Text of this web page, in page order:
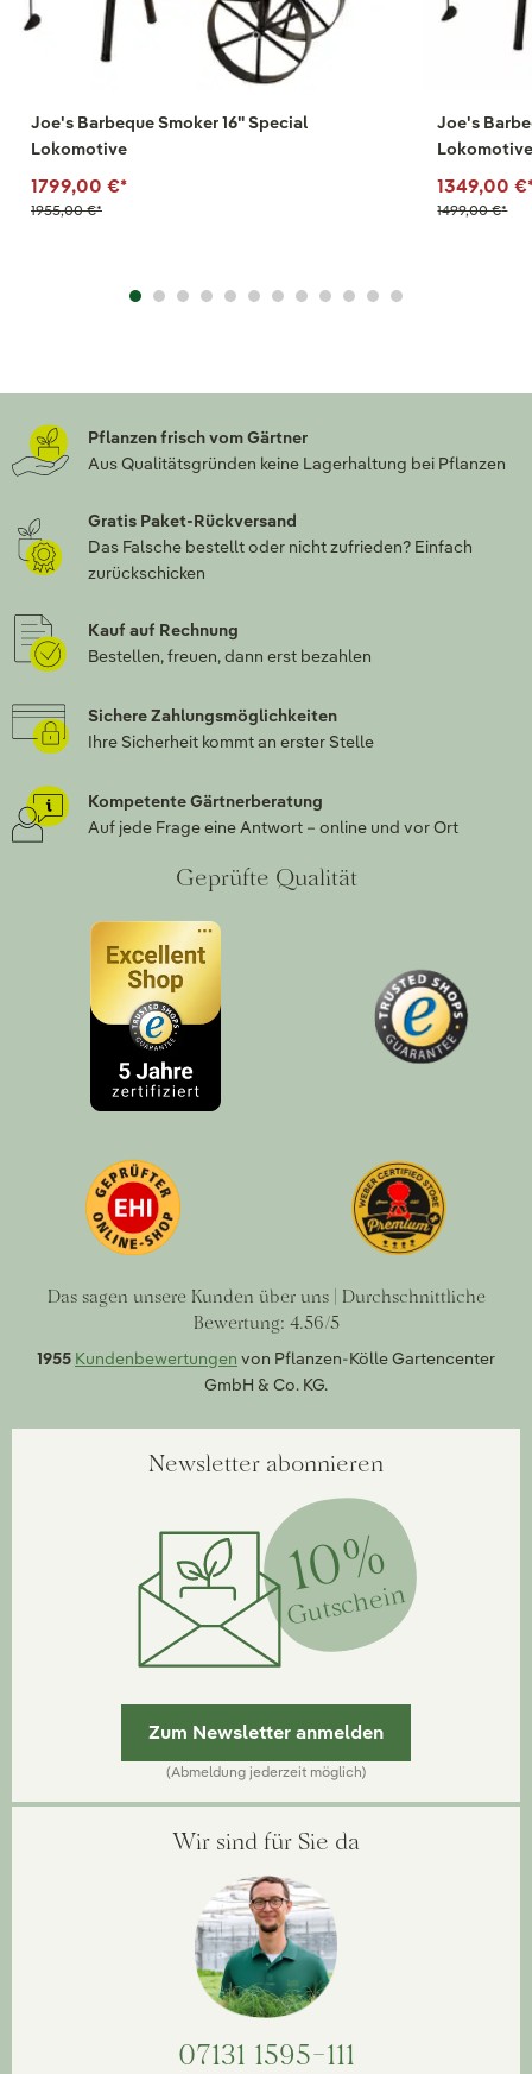
Joe's Barbeque Smoker 16" Special
Lokomotive
1799,00 €*
1955,00 €*
Joe's
1349,00 €
1499,00 €*
Pflanzen frisch vom Gärtner
Aus Qualitätsgründen keine Lagerhaltung bei Pflanzen
Gratis Paket-Rückversand
Das Falsche bestellt oder nicht zufrieden? Einfach
zurückschicken
Kauf auf Rechnung
Bestellen, freuen, dann erst bezahlen
Sichere Zahlungsmöglichkeiten
Ihre Sicherheit kommt an erster Stelle
Kompetente Gärtnerberatung
Auf jede Frage eine Antwort – online und vor Ort
Geprüfte Qualität
Das sagen unsere Kunden über uns | Durchschnittliche
Bewertung: 4.56/5
1955 Kundenbewertungen von Pflanzen-Kölle Gartencenter
GmbH & Co. KG.
Newsletter abonnieren
10%
Gutschein
Zum Newsletter anmelden
(Abmeldung jederzeit möglich)
Wir sind für Sie da
07131 1595-111